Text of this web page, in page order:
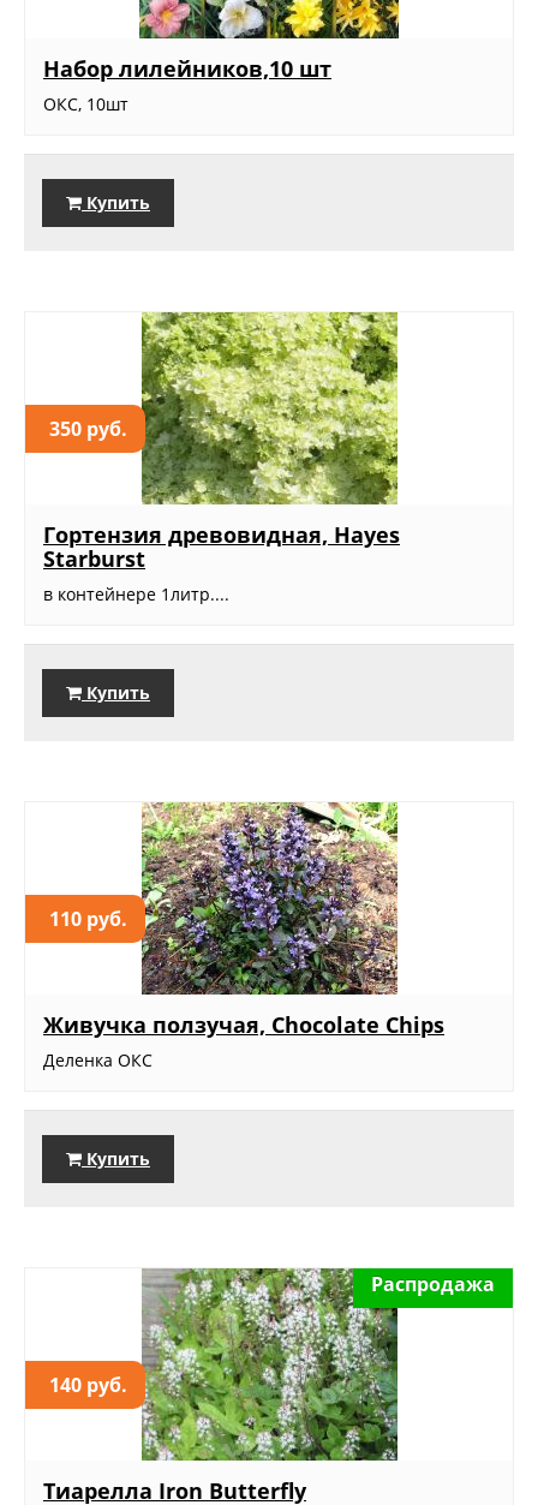
Набор лилейников,10 шт
ОКС, 10шт
Купить
350 руб.
Гортензия древовидная, Hayes
Starburst
в контейнере 1литр....
Купить
110 руб.
Живучка ползучая, Chocolate Chips
Деленка ОКС
Купить
140 руб.
Распродажа
Тиарелла Iron Butterfly